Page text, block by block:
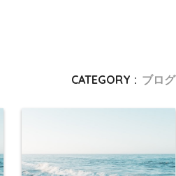
CATEGORY : ブログ